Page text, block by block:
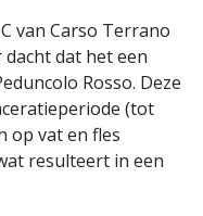
van Carso Terrano
dat het een
Rosso. Deze
(tot
op vat en fles
resulteert in een